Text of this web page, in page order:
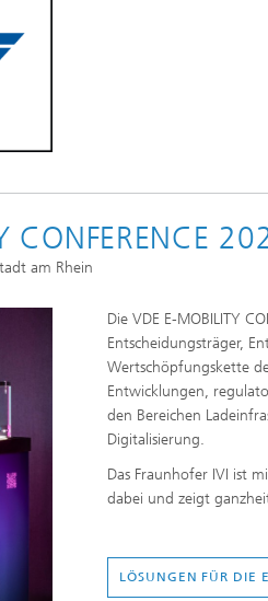
CONFERENCE
am Rhein
Die VDE E-MOBILITY
Entscheidungsträger,
Wertschöpfungskette
Entwicklungen,
den Bereichen
Digitalisierung.
Das Fraunhofer IVI ist
dabei und zeigt
LÖSUNGEN FÜR DIE